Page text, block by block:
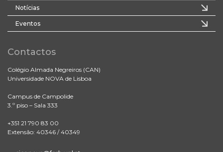
Notícias
Eventos
Contactos
Colégio Almada Negreiros (CAN)
Universidade NOVA de Lisboa
Campus de Campolide
3.º piso – Sala 333
+351 21 790 83 00
Extensão: 40346 / 40349